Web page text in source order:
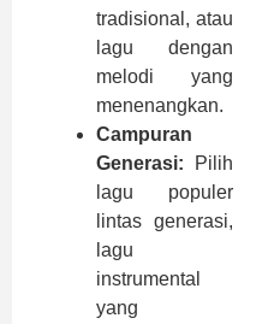
tradisional, atau
lagu dengan
melodi yang
menenangkan.
Campuran
Generasi: Pilih
lagu populer
lintas generasi,
lagu
instrumental
yang